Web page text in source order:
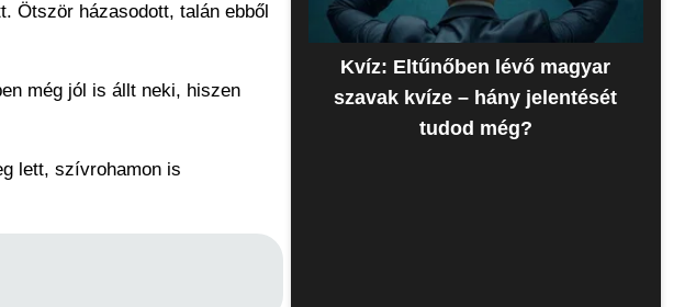
Ötször házasodott, talán ebből
még jól is állt neki, hiszen
lett, szívrohamon is
Kvíz: Eltűnőben lévő magyar
szavak kvíze – hány jelentését
tudod még?